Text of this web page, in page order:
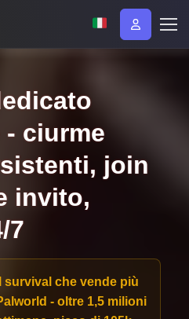
ciurme
join
invito,
7
survival che vende più
- oltre 1,5 milioni